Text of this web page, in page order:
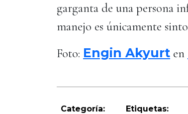
garganta de una persona
manejo es únicamente
Foto: Engin Akyurt en
Categoría:
Etiquetas: